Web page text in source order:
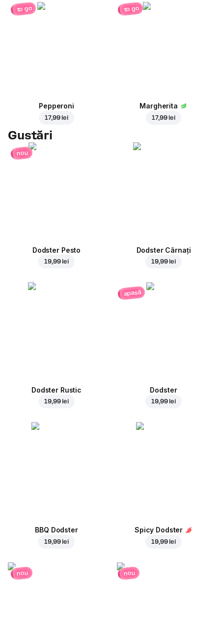
to go
Pepperoni
17,99 lei
to go
Margherita
17,99 lei
Gustări
nou
Dodster Pesto
19,99 lei
Dodster Cârnați
19,99 lei
Dodster Rustic
19,99 lei
apasă
Dodster
19,99 lei
BBQ Dodster
19,99 lei
Spicy Dodster
19,99 lei
nou nou